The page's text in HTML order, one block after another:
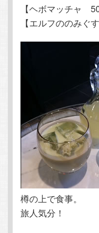
【ヘボマッチャ
【エルフののみぐ
樽の上で食事。
旅人気分！